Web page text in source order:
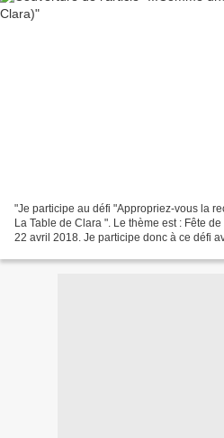
"Je participe au défi "Appropriez-vous la
La Table de Clara ". Le thème est : Fête
22 avril 2018. Je participe donc à ce défi